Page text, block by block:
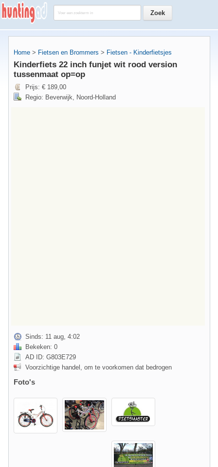
Home > Fietsen en Brommers > Fietsen - Kinderfietsjes
Kinderfiets 22 inch funjet wit rood version
tussenmaat op=op
Prijs: € 189,00
Regio: Beverwijk, Noord-Holland
Sinds: 11 aug, 4:02
Bekeken: 0
AD ID: G803E729
Voorzichtige handel, om te voorkomen dat bedrogen
Foto's